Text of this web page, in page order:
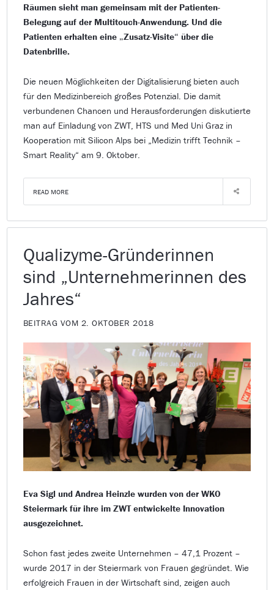
Räumen sieht man gemeinsam mit der Patienten-
Belegung auf der Multitouch-Anwendung. Und die
Patienten erhalten eine „Zusatz-Visite“ über die
Datenbrille.
Die neuen Möglichkeiten der Digitalisierung bieten auch
für den Medizinbereich großes Potenzial. Die damit
verbundenen Chancen und Herausforderungen diskutierte
man auf Einladung von ZWT, HTS und Med Uni Graz in
Kooperation mit Silicon Alps bei „Medizin trifft Technik –
Smart Reality“ am 9. Oktober.
READ MORE
Qualizyme-Gründerinnen
sind „Unternehmerinnen des
Jahres“
BEITRAG VOM 2. OKTOBER 2018
Eva Sigl und Andrea Heinzle wurden von der WKO
Steiermark für ihre im ZWT entwickelte Innovation
ausgezeichnet.
Schon fast jedes zweite Unternehmen – 47,1 Prozent –
wurde 2017 in der Steiermark von Frauen gegründet. Wie
erfolgreich Frauen in der Wirtschaft sind, zeigen auch